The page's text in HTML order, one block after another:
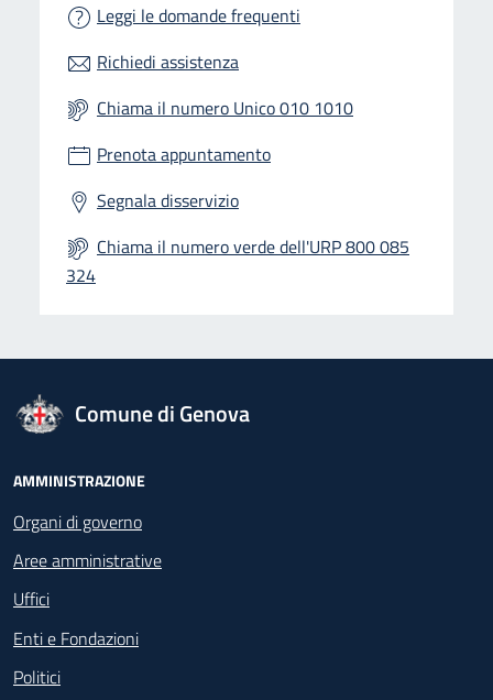
Leggi le domande frequenti
Richiedi assistenza
Chiama il numero Unico 010 1010
Prenota appuntamento
Segnala disservizio
Chiama il numero verde dell'URP 800 085
324
logo Unione Europea
Comune di Genova
Footer - Navigazione
AMMINISTRAZIONE
Organi di governo
Aree amministrative
Uffici
Enti e Fondazioni
Politici